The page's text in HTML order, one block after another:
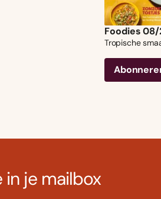
Foodies
Tropische
in je mailbox